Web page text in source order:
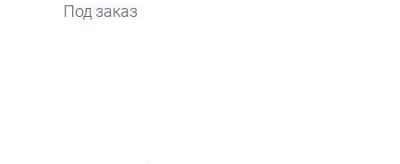
Под заказ